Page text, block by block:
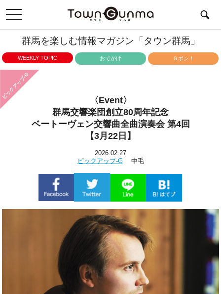
toggle
navigation
群馬を楽しむ情報マガジン「タウン群馬」
WEEKLY TOPIC おでかけ Ｇポン！
ピックアップ-G
〈Event〉
群馬交響楽団創立80周年記念
ベートーヴェン交響曲全曲演奏会 第4回
【3月22日】
2026.02.27
ピックアップ-G中毛